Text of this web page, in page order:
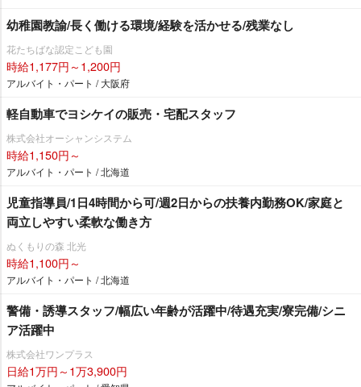
幼稚園教諭/長く働ける環境/経験を活かせる/残業なし
花たちばな認定こども園
時給1,177円～1,200円
アルバイト・パート / 大阪府
軽自動車でヨシケイの販売・宅配スタッフ
株式会社オーシャンシステム
時給1,150円～
アルバイト・パート / 北海道
児童指導員/1日4時間から可/週2日からの扶養内勤務OK/家庭と
両立しやすい柔軟な働き方
ぬくもりの森 北光
時給1,100円～
アルバイト・パート / 北海道
警備・誘導スタッフ/幅広い年齢が活躍中/待遇充実/寮完備/シニ
ア活躍中
株式会社ワンプラス
日給1万円～1万3,900円